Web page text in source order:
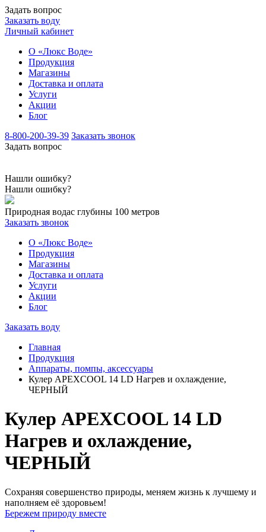
Задать вопрос
Заказать воду
Личный кабинет
О «Люкс Воде»
Продукция
Магазины
Доставка и оплата
Услуги
Акции
Блог
8-800-200-39-39 Заказать звонок
Задать вопрос
Нашли ошибку?
Нашли ошибку?
Природная водас глубины 100 метров
Заказать звонок
О «Люкс Воде»
Продукция
Магазины
Доставка и оплата
Услуги
Акции
Блог
Заказать воду
Главная
Продукция
Аппараты, помпы, аксессуары
Кулер APEXCOOL 14 LD Нагрев и охлаждение,
ЧЕРНЫЙ
Кулер APEXCOOL 14 LD
Нагрев и охлаждение,
ЧЕРНЫЙ
Сохраняя совершенство природы, меняем жизнь к лучшему и
наполняем её здоровьем!
Бережем природу вместе